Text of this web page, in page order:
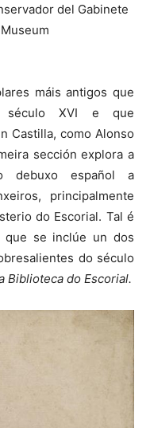
del Gabinete
máis antigos que
século XVI e que
Castilla, como Alonso
sección explora a
debuxo español a
principalmente
do Escorial. Tal é
se inclúe un dos
do século
Biblioteca do Escorial.